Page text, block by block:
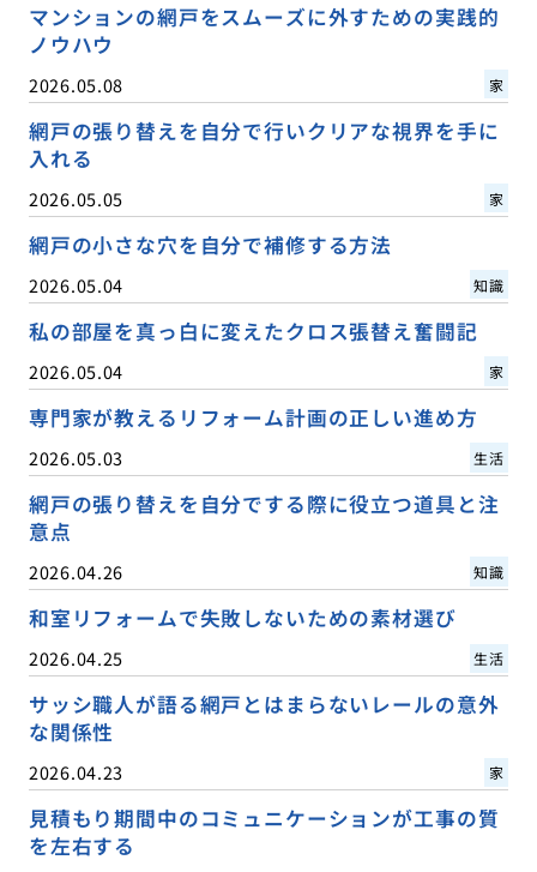
マンションの網戸をスムーズに外すための実践的
ノウハウ
2026.05.08 家
網戸の張り替えを自分で行いクリアな視界を手に
入れる
2026.05.05 家
網戸の小さな穴を自分で補修する方法
2026.05.04 知識
私の部屋を真っ白に変えたクロス張替え奮闘記
2026.05.04 家
専門家が教えるリフォーム計画の正しい進め方
2026.05.03 生活
網戸の張り替えを自分でする際に役立つ道具と注
意点
2026.04.26 知識
和室リフォームで失敗しないための素材選び
2026.04.25 生活
サッシ職人が語る網戸とはまらないレールの意外
な関係性
2026.04.23 家
見積もり期間中のコミュニケーションが工事の質
を左右する